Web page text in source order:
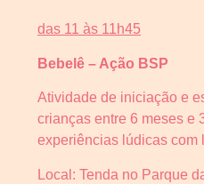
das 11 às 11h45
Bebelê – Ação BSP
Atividade de iniciação e
crianças entre 6 meses e
experiências lúdicas com
Local: Tenda no Parque